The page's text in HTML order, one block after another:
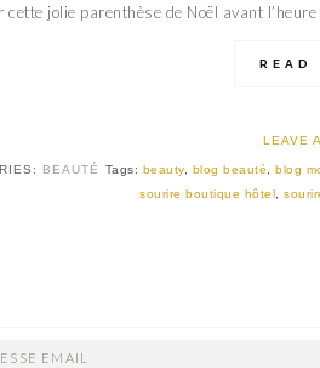
cette jolie parenthèse de Noël avant
READ
LEAVE
BEAUTÉ Tags: beauty, blog beauté ,blog
sourire boutique hôtel